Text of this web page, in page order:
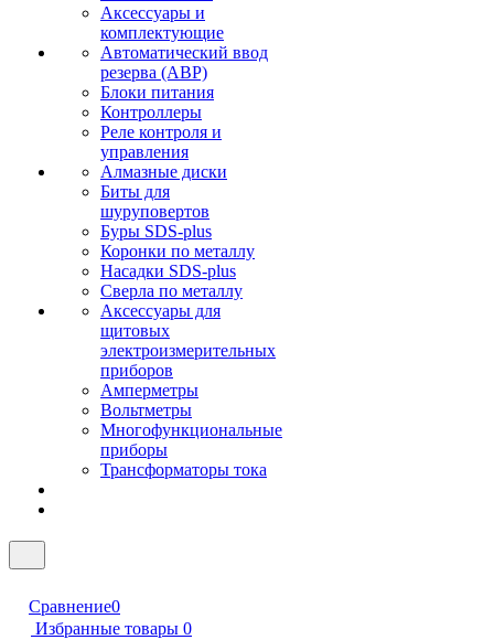
Аксессуары и
комплектующие
Автоматический ввод
резерва (АВР)
Блоки питания
Контроллеры
Реле контроля и
управления
Алмазные диски
Биты для
шуруповертов
Буры SDS-plus
Коронки по металлу
Насадки SDS-plus
Сверла по металлу
Аксессуары для
щитовых
электроизмерительных
приборов
Амперметры
Вольтметры
Многофункциональные
приборы
Трансформаторы тока
Сравнение0
Избранные товары 0